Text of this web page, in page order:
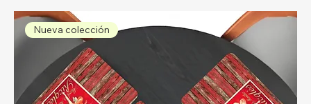
Nueva colección